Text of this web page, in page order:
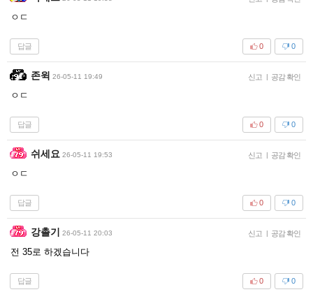
ㅇㄷ
답글 0
0
존윅 26-05-11 19:49 신고 | 공감 확인
ㅇㄷ
답글 0
0
쉬세요 26-05-11 19:53 신고 | 공감 확인
ㅇㄷ
답글 0
0
강촐기 26-05-11 20:03 신고 | 공감 확인
전 35로 하겠습니다
답글 0
0